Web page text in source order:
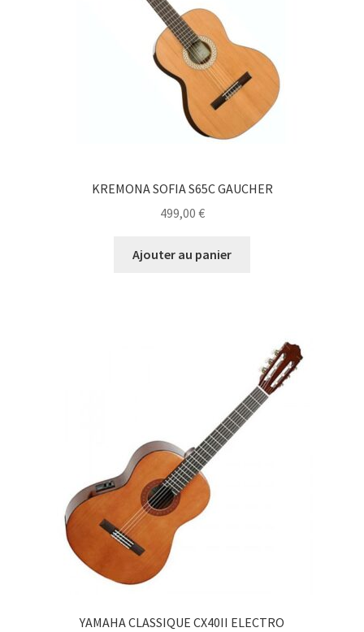
KREMONA SOFIA S65C GAUCHER
499,00 €
Ajouter au panier
YAMAHA CLASSIQUE CX40II ELECTRO